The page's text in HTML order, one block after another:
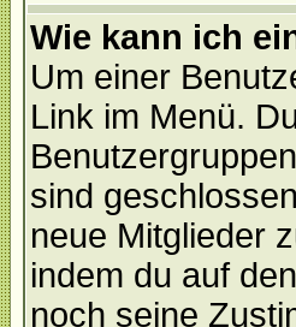
Wie kann ich
Um einer
Link im Menü.
sind
neue Mitglieder
indem du auf
noch seine